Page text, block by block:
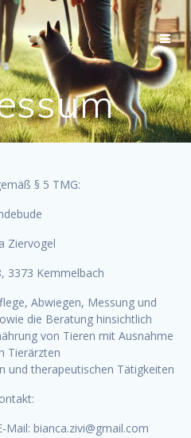
Zum
Inhalt
springen
§ 5 TMG:
Ziervogel
3373 Kemmelbach
Abwiegen, Messung und
die Beratung hinsichtlich
von Tieren mit Ausnahme
Tierärzten
und therapeutischen Tätigkeiten
Mail: bianca.zivi@gmail.com